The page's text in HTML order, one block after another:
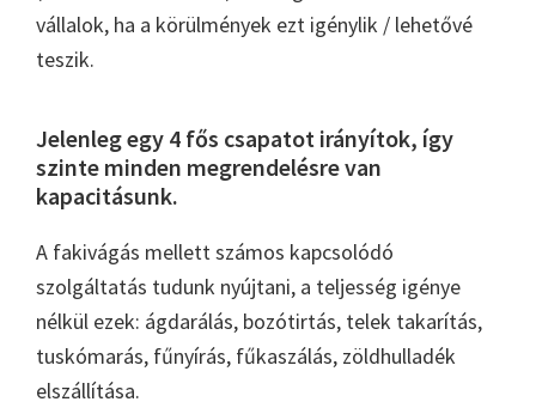
vállalok, ha a körülmények ezt igénylik / lehetővé
teszik.
Jelenleg egy 4 fős csapatot irányítok, így
szinte minden megrendelésre van
kapacitásunk.
A fakivágás mellett számos kapcsolódó
szolgáltatás tudunk nyújtani, a teljesség igénye
nélkül ezek: ágdarálás, bozótirtás, telek takarítás,
tuskómarás, fűnyírás, fűkaszálás, zöldhulladék
elszállítása.